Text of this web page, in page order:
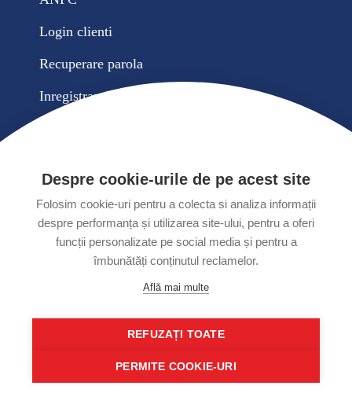
Login clienti
Recuperare parola
Inregistrare cont nou
Cosul meu de cumparaturi
Tel: +40 256. 422. 857 ;+40 727 341 673
Email: office@eltim.ro
Timisoara, Romania Str. Ovidiu Cotrus nr. 24/b
Copyright © 2026 Eltim. Ambasador Plus
Despre cookie-urile de pe acest site
Folosim cookie-uri pentru a colecta si analiza informații
despre performanța și utilizarea site-ului, pentru a oferi
funcții personalizate pe social media și pentru a
îmbunătăți conținutul reclamelor.
Află mai multe
REFUZAȚI TOATE
PERMITE COOKIE-URI